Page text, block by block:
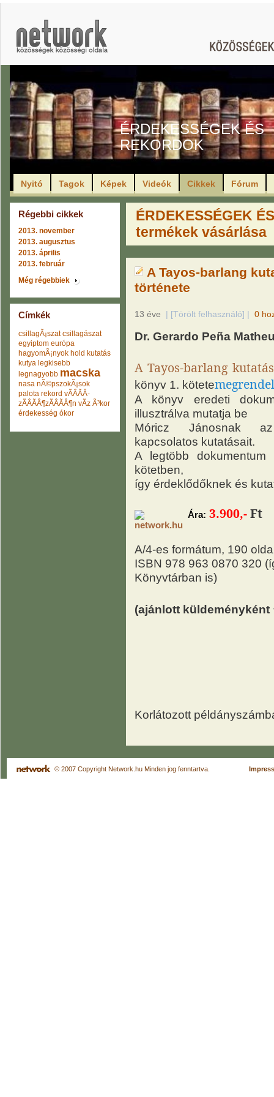
ÉRDEKESSÉGEK ÉS
REKORDOK
Nyitó Tagok Képek Videók Cikkek Fórum
Régebbi cikkek
2013. november
2013. augusztus
2013. április
2013. február
Még régebbiek
Címkék
csillagÃ¡szat csillagászat
egyiptom európa
hagyomÃ¡nyok hold kutatás
kutya legkisebb
legnagyobb macska
nasa nÃ©pszokÃ¡sok
palota rekord vÃÂÃÂ­
zÃÂÃÂ¶zÃÂÃÂ¶n vÃ­z Ã³kor
érdekesség ókor
ÉRDEKESSÉGEK
termékek vásárlása
A Tayos-barlang
története
13 éve | [Törölt felhasználó] | 0
Dr. Gerardo Peña
A Tayos-barlang
könyv 1. kötete
A könyv eredeti
illusztrálva mutatja be
Móricz Jánosnak az
kapcsolatos kutatásait.
A legtöbb
kötetben,
így érdeklődőknek és
Ára: 3.900,-Ft
A/4-es formátum, 190
ISBN 978 963 0870 320
Könyvtárban is)
(ajánlott küldeményként
Korlátozott
© 2007 Copyright Network.hu Minden jog fenntartva.